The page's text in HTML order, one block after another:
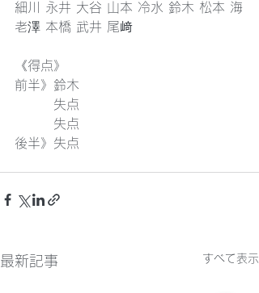
細川 永井 大谷 山本 冷水 鈴木 松本 海
老澤 本橋 武井 尾﨑
《得点》
前半》鈴木
失点
失点
後半》失点
最新記事 すべて表示